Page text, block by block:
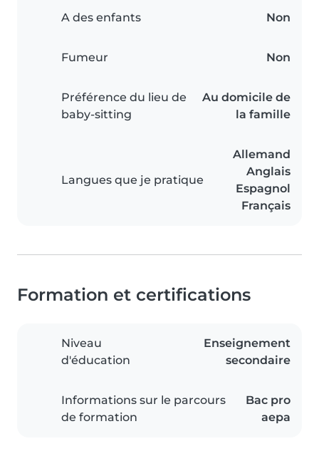
A des enfants Non
Fumeur Non
Préférence du lieu de
baby-sitting
Au domicile de
la famille
Langues que je pratique
Allemand
Anglais
Espagnol
Français
Formation et certifications
Niveau
d'éducation
Enseignement
secondaire
Informations sur le parcours
de formation
Bac pro
aepa